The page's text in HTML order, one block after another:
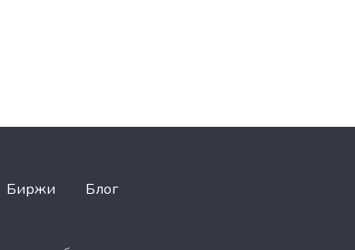
Биржи Блог